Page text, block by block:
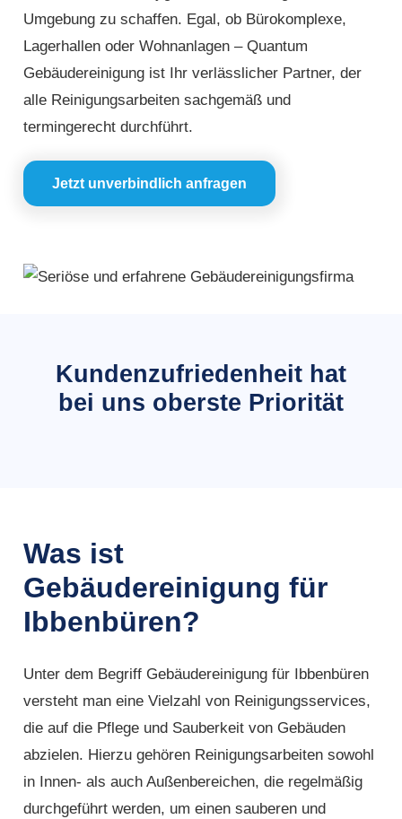
Umgebung zu schaffen. Egal, ob Bürokomplexe,
Lagerhallen oder Wohnanlagen – Quantum
Gebäudereinigung ist Ihr verlässlicher Partner, der
alle Reinigungsarbeiten sachgemäß und
termingerecht durchführt.
Jetzt unverbindlich anfragen
Kundenzufriedenheit hat
bei uns oberste Priorität
Was ist
Gebäudereinigung für
Ibbenbüren?
Unter dem Begriff Gebäudereinigung für Ibbenbüren
versteht man eine Vielzahl von Reinigungsservices,
die auf die Pflege und Sauberkeit von Gebäuden
abzielen. Hierzu gehören Reinigungsarbeiten sowohl
in Innen- als auch Außenbereichen, die regelmäßig
durchgeführt werden, um einen sauberen und